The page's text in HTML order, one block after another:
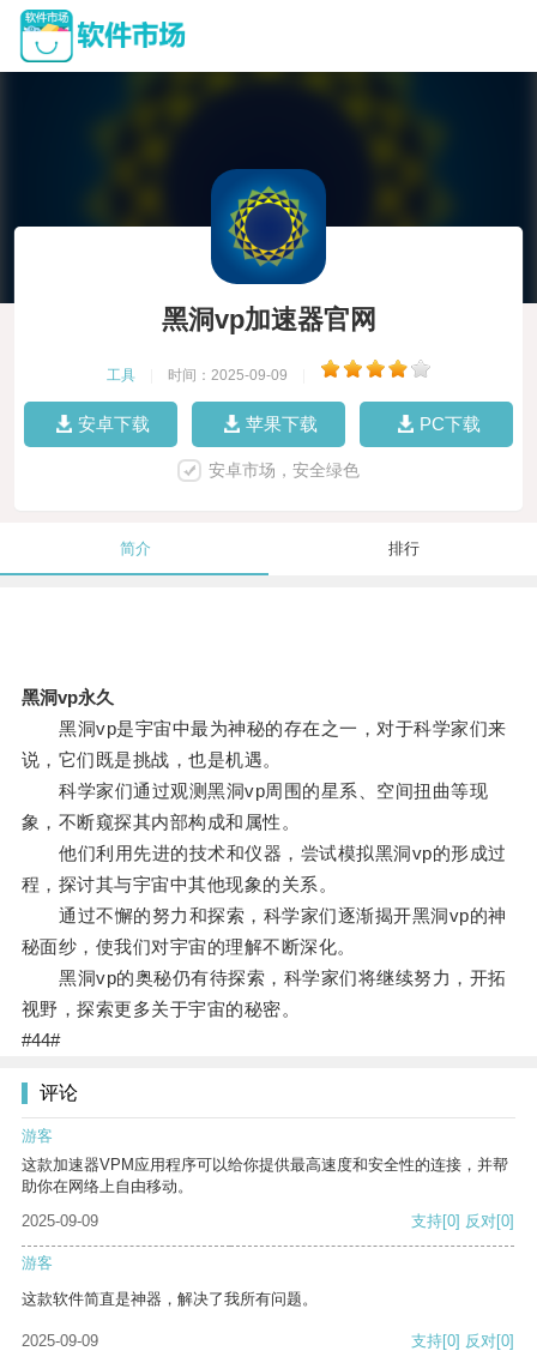
黑洞vp加速器官网
工具 时间：2025-09-09
安卓下载 苹果下载 PC下载
安卓市场，安全绿色
简介 排行
黑洞vp永久
黑洞vp是宇宙中最为神秘的存在之一，对于科学家们来
说，它们既是挑战，也是机遇。
科学家们通过观测黑洞vp周围的星系、空间扭曲等现
象，不断窥探其内部构成和属性。
他们利用先进的技术和仪器，尝试模拟黑洞vp的形成过
程，探讨其与宇宙中其他现象的关系。
通过不懈的努力和探索，科学家们逐渐揭开黑洞vp的神
秘面纱，使我们对宇宙的理解不断深化。
黑洞vp的奥秘仍有待探索，科学家们将继续努力，开拓
视野，探索更多关于宇宙的秘密。
#44#
评论
游客
这款加速器VPM应用程序可以给你提供最高速度和安全性的连接，并帮
助你在网络上自由移动。
2025-09-09
支持[0] 反对[0]
游客
这款软件简直是神器，解决了我所有问题。
2025-09-09 支持[0] 反对[0]